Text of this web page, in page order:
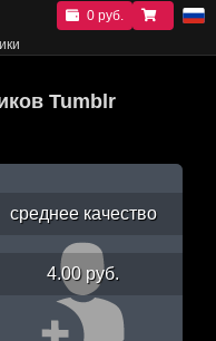
0 руб.
Tumblr
среднее качество
4.00 руб.